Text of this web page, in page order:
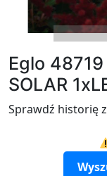
Eglo
SOLAR
Sprawdź historię